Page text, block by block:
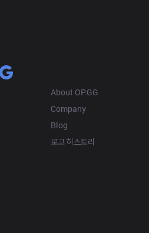
About OP.GG
Company
Blog
로고 히스토리